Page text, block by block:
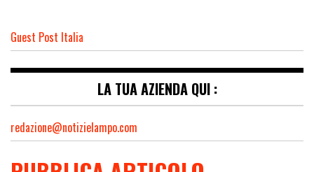
Guest Post Italia
LA TUA AZIENDA QUI :
redazione@notizielampo.com